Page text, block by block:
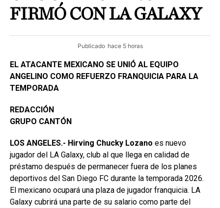
FIRMÓ CON LA GALAXY
Publicado hace 5 horas
EL ATACANTE MEXICANO SE UNIÓ AL EQUIPO
ANGELINO COMO REFUERZO FRANQUICIA PARA LA
TEMPORADA
REDACCIÓN
GRUPO CANTÓN
LOS ANGELES.- Hirving Chucky Lozano es nuevo
jugador del LA Galaxy, club al que llega en calidad de
préstamo después de permanecer fuera de los planes
deportivos del San Diego FC durante la temporada 2026.
El mexicano ocupará una plaza de jugador franquicia. LA
Galaxy cubrirá una parte de su salario como parte del